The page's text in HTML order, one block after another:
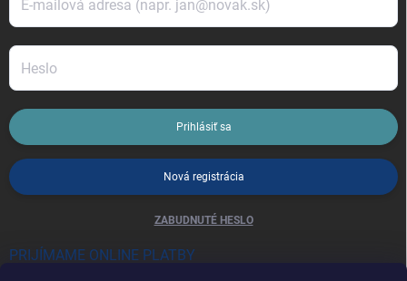
Prihlásiť sa
Nová registrácia
ZABUDNUTÉ HESLO
PRIJÍMAME ONLINE PLATBY